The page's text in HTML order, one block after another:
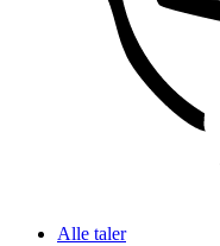
Alle taler